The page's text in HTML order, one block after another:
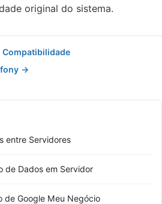
original do sistema.
Compatibilidade
→
entre Servidores
de Dados em Servidor
de Google Meu Negócio